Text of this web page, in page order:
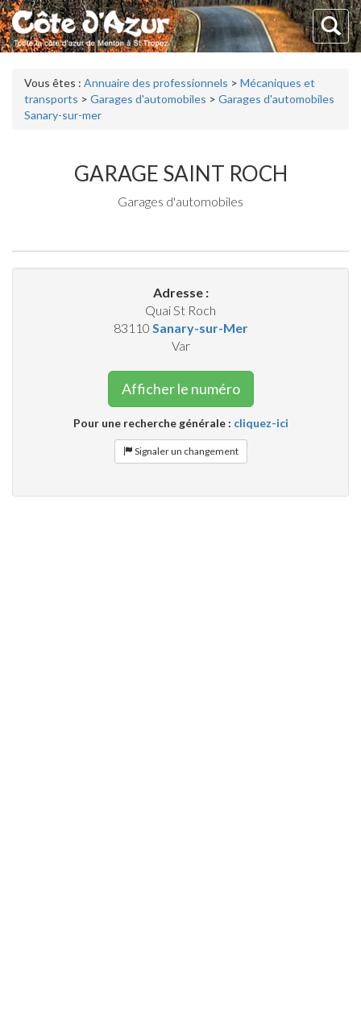
Vous êtes : Annuaire des professionnels > Mécaniques et
transports > Garages d'automobiles > Garages d'automobiles
Sanary-sur-mer
GARAGE SAINT ROCH
Garages d'automobiles
Adresse :
Quai St Roch
83110 Sanary-sur-Mer
Var
Afficher le numéro
Pour une recherche générale : cliquez-ici
Signaler un changement